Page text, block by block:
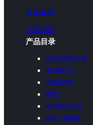
全固金晶
火影晶圆
产品目录
口服液悬混液
新闻中心
消毒剂类
疫苗
粉剂预混剂
粉针注射液